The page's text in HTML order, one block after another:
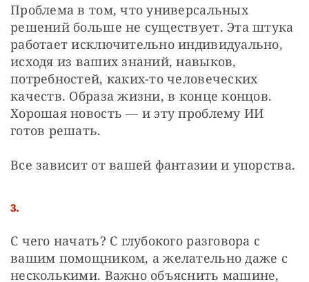
Проблема в том, что универсальных
решений больше не существует. Эта штука
работает исключительно индивидуально,
исходя из ваших знаний, навыков,
потребностей, каких-то человеческих
качеств. Образа жизни, в конце концов.
Хорошая новость — и эту проблему ИИ
готов решать.
3.
С чего начать? С глубокого разговора с
вашим помощником, а желательно даже с
несколькими. Важно объяснить машине,